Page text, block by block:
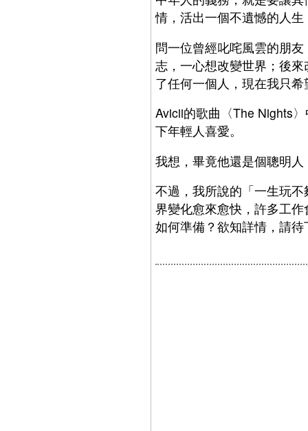
情，活出一個不遺憾的人
問一位曾經叱咤風雲的朋
志，一心想改變世界；後
了任何一個人，現在我只
Avicii的歌曲〈The Nights
下年輕人喜愛。
我想，畢竟他還是個聰明
不過，我所說的「一生玩
界變化愈來愈快，許多工
如何準備？欲知詳情，請